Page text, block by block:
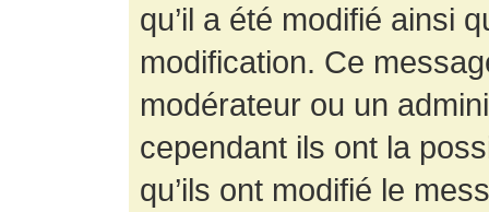
qu’il a été modifié ainsi
modification. Ce
modérateur ou un
cependant ils ont la
qu’ils ont modifié le